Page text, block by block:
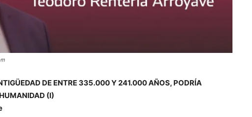
DE ENTRE 335.000 Y 241.000 AÑOS, PODRÍA
(I)